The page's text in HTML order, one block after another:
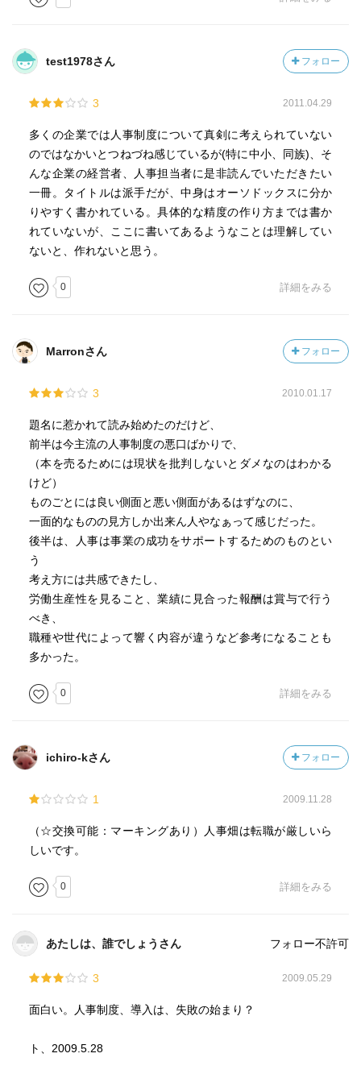
されていないことも気になる。企業の利益が従業員の利益
う工夫することが大事なことは当然である。一方で、人事
には従業員が安心して働ける環境を整える機能も必要では
家族を守っていける、そういった部分で会社を信頼するこ
とができなければ、個々のパフォーマンスにも影響する。
近年は特に、仕事と生活のバランスを考えることの重要性
が叫ばれている。自殺者3万人を数える日本で最も必要なの
は、競争し利益を上げていくこともそうだろうが、働く人
と家族の命を守ることではないだろうか。本書ではこのよ
うな問題点への示唆はなく、非常に残念であった。
test1978さん フォロー
3 2011.04.29
多くの企業では人事制度について真剣に考えられていない
のではなかいとつねづね感じているが(特に中小、同族)、そ
んな企業の経営者、人事担当者に是非読んでいただきたい
一冊。タイトルは派手だが、中身はオーソドックスに分か
りやすく書かれている。具体的な精度の作り方までは書か
れていないが、ここに書いてあるようなことは理解してい
ないと、作れないと思う。
0 詳細をみる
Marronさん フォロー
3 2010.01.17
題名に惹かれて読み始めたのだけど、
前半は今主流の人事制度の悪口ばかりで、
（本を売るためには現状を批判しないとダメなのはわかる
けど）
ものごとには良い側面と悪い側面があるはずなのに、
一面的なものの見方しか出来ん人やなぁって感じだった。
後半は、人事は事業の成功をサポートするためのものとい
う
考え方には共感できたし、
労働生産性を見ること、業績に見合った報酬は賞与で行う
べき、
職種や世代によって響く内容が違うなど参考になることも
多かった。
0 詳細をみる
ichiro-kさん フォロー
1 2009.11.28
（☆交換可能：マーキングあり）人事畑は転職が厳しいら
しいです。
0 詳細をみる
あたしは、誰でしょうさん フォロー不許可
3 2009.05.29
面白い。人事制度、導入は、失敗の始まり？
ト、2009.5.28